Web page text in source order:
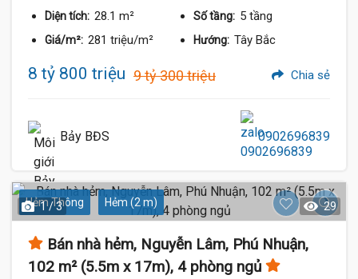
Diện tích: 28.1 m² Số tầng: 5 tầng
Giá/m²: 281 triệu/m² Hướng: Tây Bắc
8 tỷ 800 triệu 9 tỷ 300 triệu Chia sẻ
Bảy BĐS 0902696839
Hẻm Thông Hẻm (2 m)
1 / 3 29
Bán nhà hẻm, Nguyễn Lâm, Phú Nhuận,
102 m² (5.5m x 17m), 4 phòng ngủ